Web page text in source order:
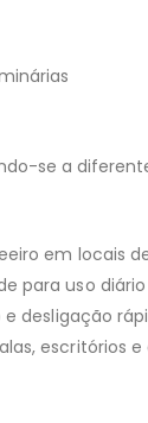
se a
em locais
para uso
desligação
escritórios